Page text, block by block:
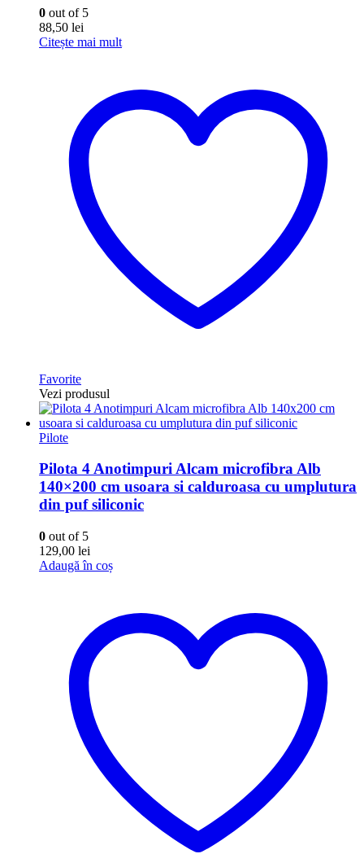
0 out of 5
88,50 lei
Citește mai mult
Favorite
Vezi produsul
Pilote
Pilota 4 Anotimpuri Alcam microfibra Alb
140×200 cm usoara si calduroasa cu umplutura
din puf siliconic
0 out of 5
129,00 lei
Adaugă în coș